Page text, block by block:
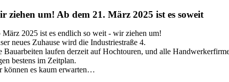
ziehen um! Ab dem 21. März 2025 ist es soweit
2025 ist es endlich so weit ­- wir ziehen um!
neues Zuhause wird die Industriestraße 4.
Bauarbeiten laufen derzeit auf Hochtouren, und alle
bestens im Zeitplan.
können es kaum erwarten…